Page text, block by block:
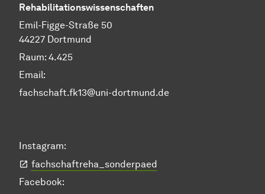
Rehabilitationswissenschaften
Emil-Figge-Straße 50
44227 Dortmund
Raum: 4.425
Email:
fachschaft.fk13@uni-dortmund.de
Instagram:
fachschaftreha_sonderpaed
Facebook: